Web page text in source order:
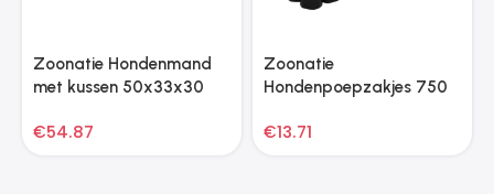
Zoonatie Hondenmand
met kussen 50x33x30
€54.87
Zoonatie
Hondenpoepzakjes 750
zwart
€13.71